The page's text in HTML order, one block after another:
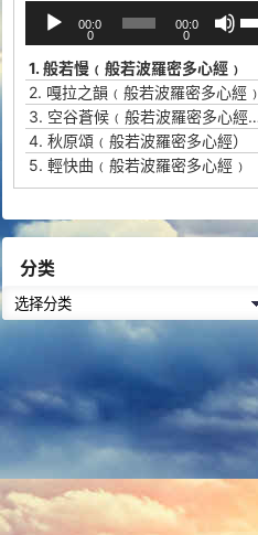
播
放
器
00:0
0
00:0
0
/
下
箭
头
键
增
高
1. 般若慢﹙般若波羅密多心經﹚
2. 嘎拉之韻﹙般若波羅密多心經﹚
3. 空谷蒼候﹙般若波羅密多心經﹚
4. 秋原頌﹙般若波羅密多心經）
5. 輕快曲﹙般若波羅密多心經﹚
分类
分
类